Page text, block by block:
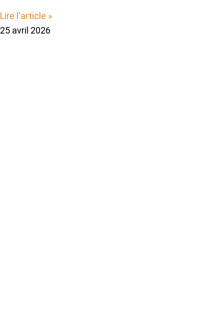
Lire l'article »
25 avril 2026